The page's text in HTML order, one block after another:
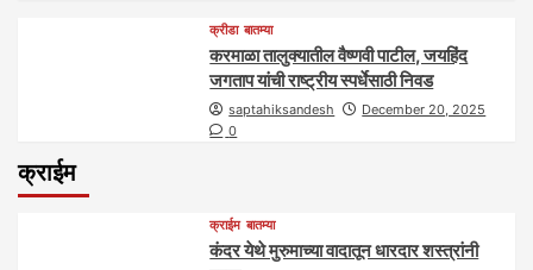
क्रीडा बातम्या
करमाळा तालुक्यातील वैष्णवी पाटील, जयहिंद
जगताप यांची राष्ट्रीय स्पर्धेसाठी निवड
saptahiksandesh
December 20, 2025
0
क्राईम
क्राईम बातम्या
कंदर येथे मुरुमाच्या वादातून धारदार शस्त्रांनी